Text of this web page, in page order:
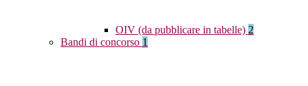
OIV (da pubblicare in tabelle) 2
Bandi di concorso 1